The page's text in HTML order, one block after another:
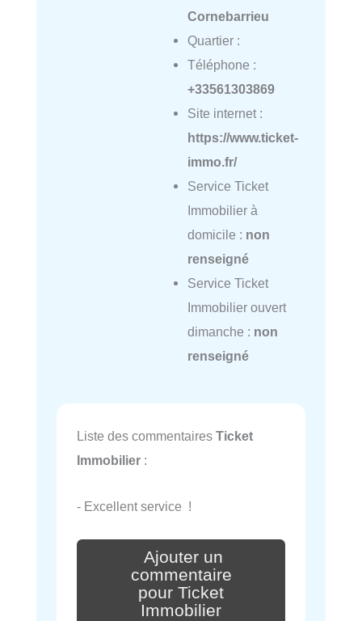
Cornebarrieu
Quartier :
Téléphone :
+33561303869
Site internet :
https://www.ticket-
immo.fr/
Service Ticket
Immobilier à
domicile : non
renseigné
Service Ticket
Immobilier ouvert
dimanche : non
renseigné
Liste des commentaires Ticket
Immobilier :
- Excellent service !
Ajouter un
commentaire
pour Ticket
Immobilier